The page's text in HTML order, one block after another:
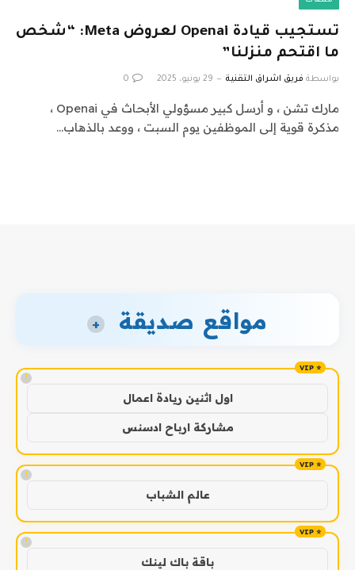
تستجيب قيادة Openai لعروض Meta: “شخص
ما اقتحم منزلنا”
بواسطة فريق اشراق التقنية 29 يونيو، 2025 0
مارك تشن ، و أرسل كبير مسؤولي الأبحاث في Openai ،
مذكرة قوية إلى الموظفين يوم السبت ، ووعد بالذهاب…
مواقع صديقة +
!
اول اثنين ريادة اعمال
مشاركة ارباح ادسنس
!
عالم الشباب
!
باقة باك لينك